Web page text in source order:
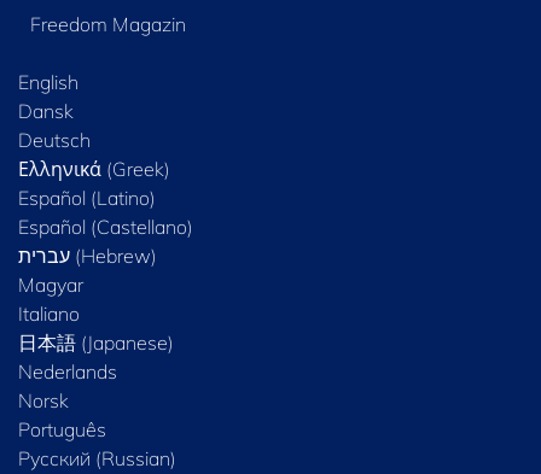
Freedom Magazin
English
Dansk
Deutsch
Ελληνικά (Greek)
Español (Latino)
Español (Castellano)
Magyar
Italiano
日本語 (Japanese)
Nederlands
Norsk
Português
Русский (Russian)